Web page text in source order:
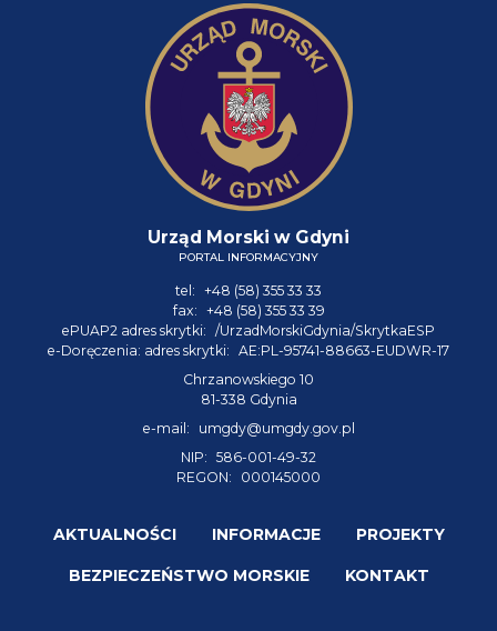
Urząd Morski w Gdyni
PORTAL INFORMACYJNY
tel: +48 (58) 355 33 33
fax: +48 (58) 355 33 39
ePUAP2 adres skrytki: /UrzadMorskiGdynia/SkrytkaESP
e-Doręczenia: adres skrytki: AE:PL-95741-88663-EUDWR-17
Chrzanowskiego 10
81-338 Gdynia
e-mail:
umgdy@umgdy.gov.pl
NIP: 586-001-49-32
REGON:
000145000
AKTUALNOŚCI INFORMACJE PROJEKTY
BEZPIECZEŃSTWO MORSKIE KONTAKT